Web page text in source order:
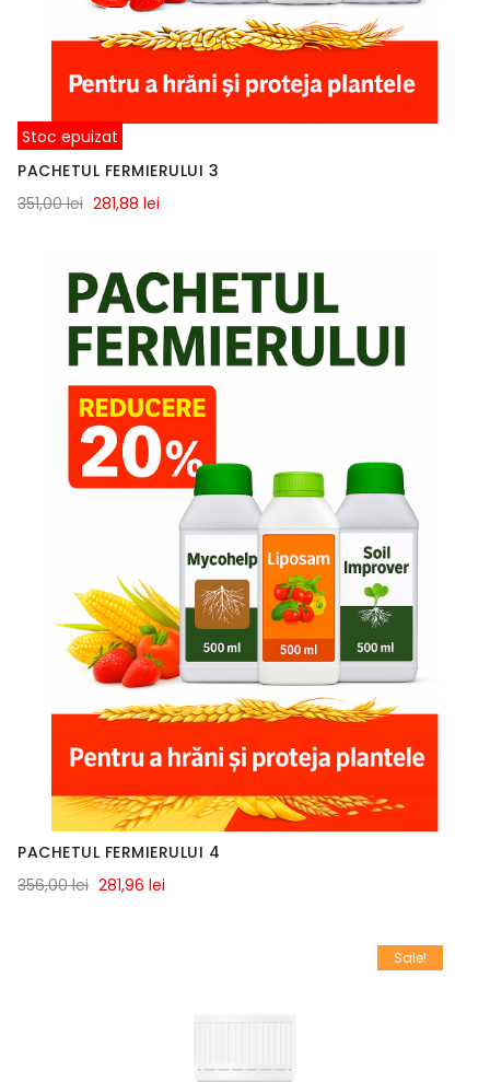
Stoc epuizat
PACHETUL FERMIERULUI 3
351,00 lei 281,88 lei
PACHETUL FERMIERULUI 4
356,00 lei 281,96 lei
Sale!